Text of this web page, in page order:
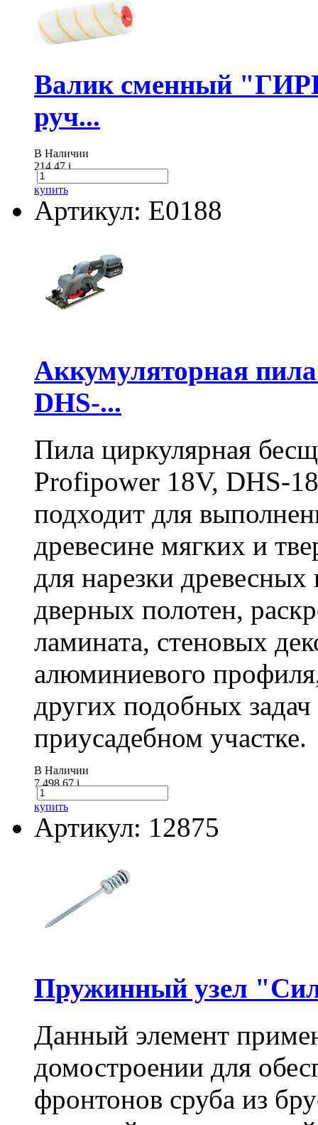
Валик сменный
руч...
В Наличии
214.47i
купить
Артикул: E0188
Аккумуляторная
DHS-...
Пила циркулярная
Profipower 18V, DHS-
подходит для
древесине мягких и
для нарезки
дверных полотен,
ламината, стеновых
алюминиевого
других подобных
приусадебном участке.
В Наличии
7 498.67i
купить
Артикул: 12875
Пружинный узел
Данный элемент
домостроении для
фронтонов сруба из